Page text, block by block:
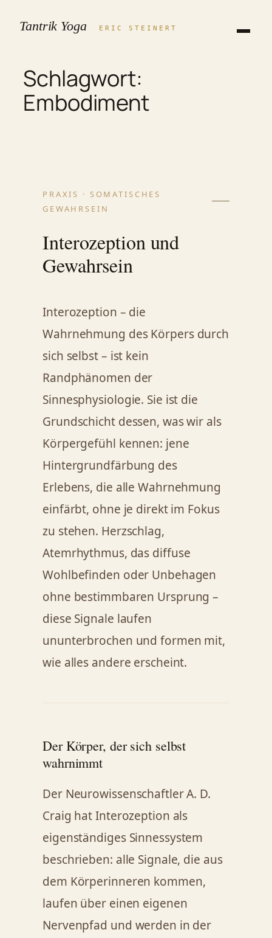
Inhalt
Tantrik Yoga ERIC STEINERT
Schlagwort:
Embodiment
PRAXIS · SOMATISCHES
GEWAHRSEIN
Interozeption und
Gewahrsein
Interozeption – die
Wahrnehmung des Körpers durch
sich selbst – ist kein
Randphänomen der
Sinnesphysiologie. Sie ist die
Grundschicht dessen, was wir als
Körpergefühl kennen: jene
Hintergrundfärbung des
Erlebens, die alle Wahrnehmung
einfärbt, ohne je direkt im Fokus
zu stehen. Herzschlag,
Atemrhythmus, das diffuse
Wohlbefinden oder Unbehagen
ohne bestimmbaren Ursprung –
diese Signale laufen
ununterbrochen und formen mit,
wie alles andere erscheint.
Der Körper, der sich selbst
wahrnimmt
Der Neurowissenschaftler A. D.
Craig hat Interozeption als
eigenständiges Sinnessystem
beschrieben: alle Signale, die aus
dem Körperinneren kommen,
laufen über einen eigenen
Nervenpfad und werden in der